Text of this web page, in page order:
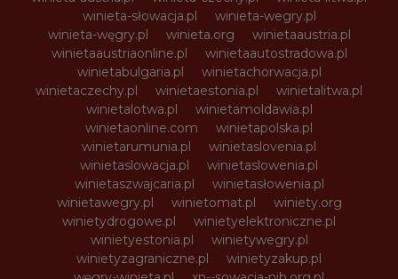
winieta-słowacja.pl
winieta-wegry.pl
winieta-węgry.pl
winieta.org
winietaaustria.pl
winietaaustriaonline.pl
winietaautostradowa.pl
winietabulgaria.pl
winietachorwacja.pl
winietaczechy.pl
winietaestonia.pl
winietalitwa.pl
winietalotwa.pl
winietamoldawia.pl
winietaonline.com
winietapolska.pl
winietarumunia.pl
winietaslovenia.pl
winietaslowacja.pl
winietaslowenia.pl
winietaszwajcaria.pl
winietasłowenia.pl
winietawegry.pl
winietomat.pl
winiety.org
winietydrogowe.pl
winietyelektroniczne.pl
winietyestonia.pl
winietywegry.pl
winietyzagraniczne.pl
winietyzakup.pl